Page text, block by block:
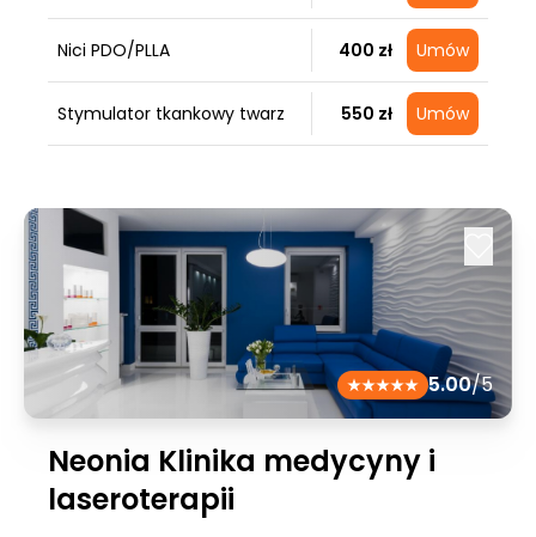
Nici PDO/PLLA 400 zł Umów
Stymulator tkankowy twarz 550 zł Umów
5.00/5
Neonia Klinika medycyny i
laseroterapii